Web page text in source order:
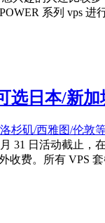
系列 vps
选日本/新
31 日活动截止，
收费。所有 VPS